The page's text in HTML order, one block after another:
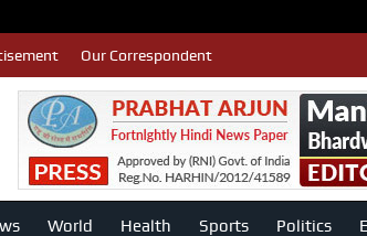
Our Correspondent
World Health Sports Politics